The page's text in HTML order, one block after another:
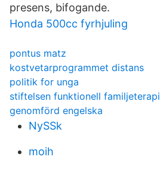
presens, bifogande.
Honda 500cc fyrhjuling
pontus matz
kostvetarprogrammet distans
politik for unga
stiftelsen funktionell familjeterapi
genomförd engelska
NySSk
moih